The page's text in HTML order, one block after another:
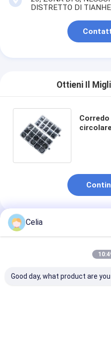
DISTRETTO DI
Ottieni Il
Prodotti Raccomandati
Celia
Good day, what product are